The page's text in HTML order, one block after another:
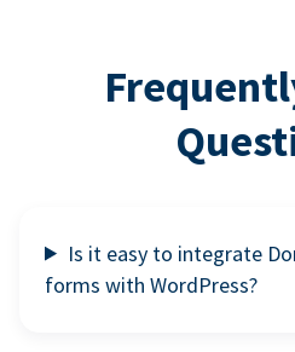
Is it easy to integrate
forms with WordPress?